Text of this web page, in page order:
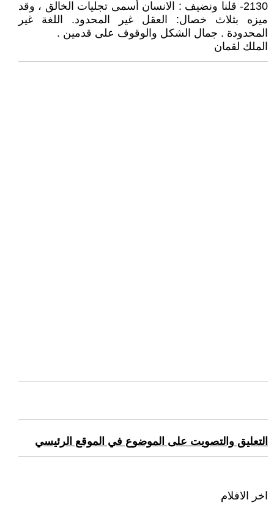
2130- قلنا ونضيف : الانسان أسمى تجليات الخالق ، وقد
ميزه بثلاث خصال: العقل غير المحدود. اللغة غير
المحدودة . جمال الشكل والوقوف على قدمين .
الملك لقمان
التعليق والتصويت على الموضوع في الموقع الرئيسي
اخر الافلام